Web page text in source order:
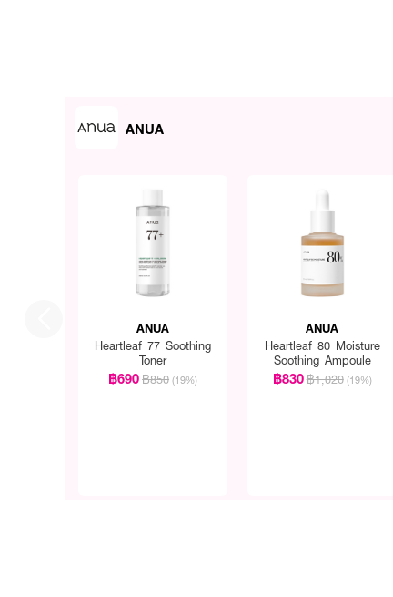
ANUA
ANUA
Heartleaf 77 Soothing
Toner
฿690฿850 (19%)
ANUA
Heartleaf 80 Moisture
Soothing Ampoule
฿830฿1,020 (19%)